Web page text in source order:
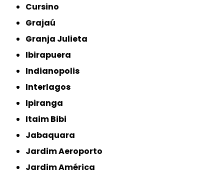
Cursino
Grajaú
Granja Julieta
Ibirapuera
Indianopolis
Interlagos
Ipiranga
Itaim Bibi
Jabaquara
Jardim Aeroporto
Jardim América